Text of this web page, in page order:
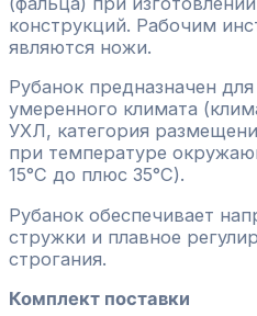
конструкций. Рабочим
являются ножи.
Рубанок предназначен
умеренного климата
УХЛ, категория
при температуре
15°С до плюс 35°С).
Рубанок обеспечивает
стружки и плавное
строгания.
Комплект поставки